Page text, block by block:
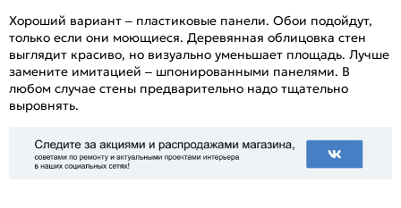
Хороший вариант – пластиковые панели. Обои подойдут,
только если они моющиеся. Деревянная облицовка стен
выглядит красиво, но визуально уменьшает площадь. Лучше
замените имитацией – шпонированными панелями. В
любом случае стены предварительно надо тщательно
выровнять.